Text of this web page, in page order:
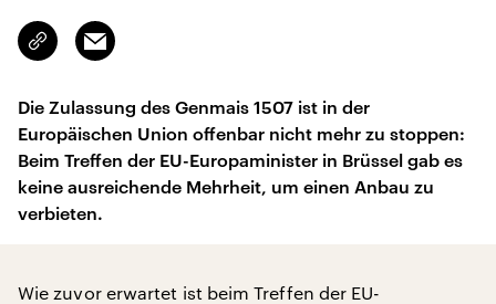
Link
kopieren/teilen
Email
Die Zulassung des Genmais 1507 ist in der
Europäischen Union offenbar nicht mehr zu stoppen:
Beim Treffen der EU-Europaminister in Brüssel gab es
keine ausreichende Mehrheit, um einen Anbau zu
verbieten.
Wie zuvor erwartet ist beim Treffen der EU-